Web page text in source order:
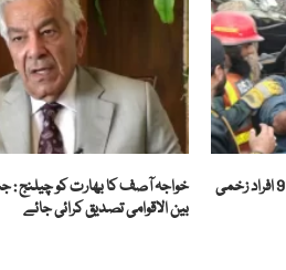
خواجہ آصف کا بھارت کو چیلنج
بین الاقوامی تصدیق کرائی جائے